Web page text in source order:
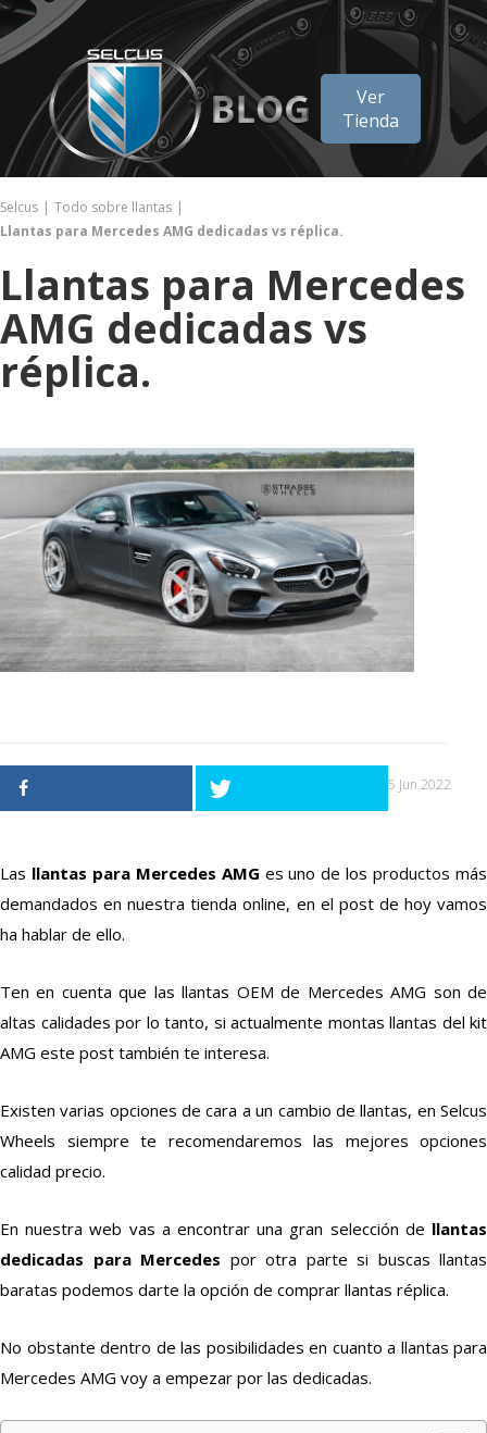
Ver
Tienda
Selcus
Todo sobre llantas
Llantas para Mercedes AMG dedicadas vs réplica.
Llantas para Mercedes
AMG dedicadas vs
réplica.
15 Jun 2022
Las llantas para Mercedes AMG es uno de los productos más
demandados en nuestra tienda online, en el post de hoy vamos
ha hablar de ello.
Ten en cuenta que las llantas OEM de Mercedes AMG son de
altas calidades por lo tanto, si actualmente montas llantas del kit
AMG este post también te interesa.
Existen varias opciones de cara a un cambio de llantas, en Selcus
Wheels siempre te recomendaremos las mejores opciones
calidad precio.
En nuestra web vas a encontrar una gran selección de llantas
dedicadas para Mercedes por otra parte si buscas llantas
baratas podemos darte la opción de comprar llantas réplica.
No obstante dentro de las posibilidades en cuanto a llantas para
Mercedes AMG voy a empezar por las dedicadas.